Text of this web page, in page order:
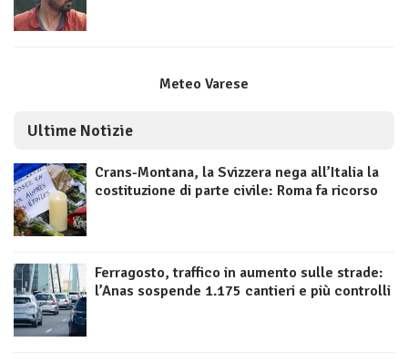
Meteo Varese
Ultime Notizie
Crans-Montana, la Svizzera nega all’Italia la
costituzione di parte civile: Roma fa ricorso
Ferragosto, traffico in aumento sulle strade:
l’Anas sospende 1.175 cantieri e più controlli